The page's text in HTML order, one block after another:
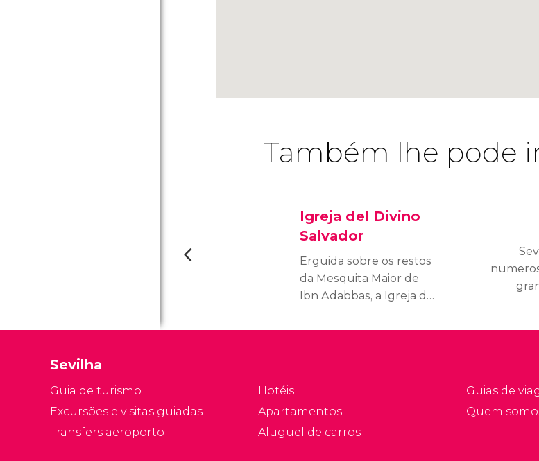
Também lhe pode
Igreja del Divino
Salvador
Erguida sobre os restos
da Mesquita Maior de
Ibn Adabbas, a Igreja do
imponente construção
Sevilha
Guia de turismo
Excursões e visitas guiadas
Transfers aeroporto
Hotéis
Apartamentos
Aluguel de carros
Guias de
Quem